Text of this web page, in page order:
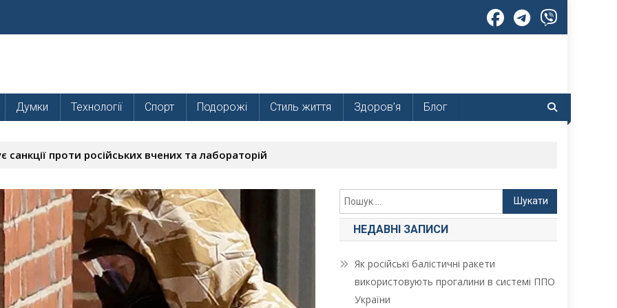
Думки Технології Спорт Подорожі Стиль життя Здоров’я Блог
санкції проти російських вчених та лабораторій
Пошук:
НЕДАВНІ ЗАПИСИ
Як російські балістичні ракети
використовують прогалини в системі ППО
України